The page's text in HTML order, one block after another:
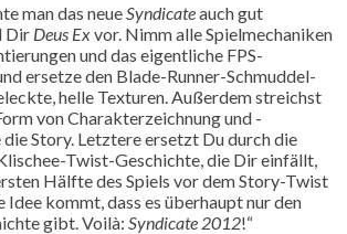
man das neue Syndicateauch gut
Dir Deus Exvor. Nimm alle Spielmechaniken
und das eigentliche FPS-
ersetze den Blade-Runner-Schmuddel-
helle Texturen. Außerdem streichst
von Charakterzeichnung und -
Story. Letztere ersetzt Du durch die
Twist-Geschichte, die Dir einfällt,
Hälfte des Spiels vor dem Story-Twist
Idee kommt, dass es überhaupt nur den
gibt. Voilà: Syndicate 2012!“